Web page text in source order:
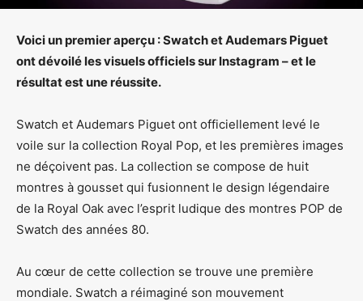
Voici un premier aperçu : Swatch et Audemars Piguet
ont dévoilé les visuels officiels sur Instagram – et le
résultat est une réussite.
Swatch et Audemars Piguet ont officiellement levé le
voile sur la collection Royal Pop, et les premières images
ne déçoivent pas. La collection se compose de huit
montres à gousset qui fusionnent le design légendaire
de la Royal Oak avec l’esprit ludique des montres POP de
Swatch des années 80.
Au cœur de cette collection se trouve une première
mondiale. Swatch a réimaginé son mouvement